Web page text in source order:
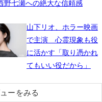
野七瀬への絶大な信頼感
山下リオ、ホラー映画
で主演 心霊現象も役
に活かす「取り憑かれ
てもいい役だから」
ーをみる